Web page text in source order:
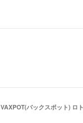
VAXPOT(バックスポット) ロ